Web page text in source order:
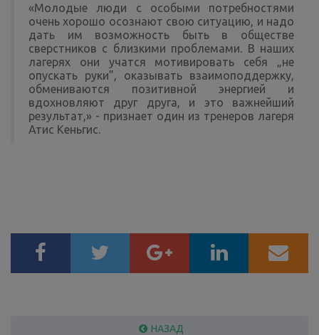
«Молодые люди с особыми потребностями
очень хорошо осознают свою ситуацию, и надо
дать им возможность быть в обществе
сверстников с близкими проблемами. В наших
лагерях они учатся мотивировать себя „не
опускать руки”, оказывать взаимоподдержку,
обмениваются позитивной энергией и
вдохновляют друг друга, и это важнейший
результат,» - признает один из тренеров лагеря
Атис Кеньгис.
НАЗАД